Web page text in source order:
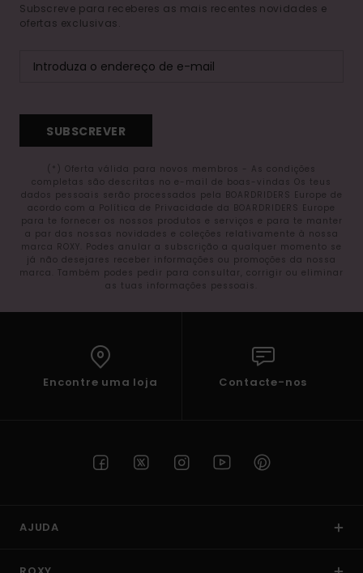
Subscreve para receberes as mais recentes novidades e
ofertas exclusivas.
SUBSCREVER
(*) Oferta válida para novos membros - As condições
completas são descritas no e-mail de boas-vindas Os teus
dados pessoais serão processados pela BOARDRIDERS Europe de
acordo com a Política de Privacidade da BOARDRIDERS Europe
para te fornecer os nossos produtos e serviços e para te manter
a par das nossas novidades e coleções relativamente à nossa
marca ROXY. Podes anular a subscrição a qualquer momento se
já não desejares receber informações ou promoções da nossa
marca. Também podes pedir para consultar, corrigir ou eliminar
as tuas informações pessoais.
Encontre uma loja Contacte-nos
AJUDA